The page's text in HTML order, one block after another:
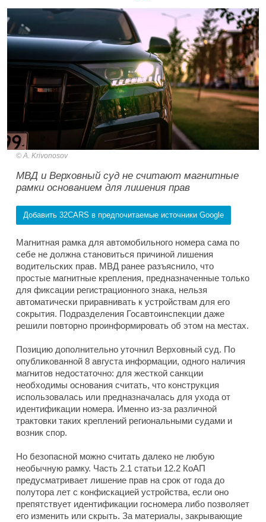
A. Krivonosov
МВД и Верховный суд не считают магнитные
рамки основанием для лишения прав
Добавить 32CARS в предпочитаемые источники Google
Магнитная рамка для автомобильного номера сама по
себе не должна становиться причиной лишения
водительских прав. МВД ранее разъяснило, что
простые магнитные крепления, предназначенные только
для фиксации регистрационного знака, нельзя
автоматически приравнивать к устройствам для его
сокрытия. Подразделения Госавтоинспекции даже
решили повторно проинформировать об этом на местах.
Позицию дополнительно уточнил Верховный суд. По
опубликованной 8 августа информации, одного наличия
магнитов недостаточно: для жесткой санкции
необходимы основания считать, что конструкция
использовалась или предназначалась для ухода от
идентификации номера. Именно из-за различной
трактовки таких креплений региональными судами и
возник спор.
Но безопасной можно считать далеко не любую
необычную рамку. Часть 2.1 статьи 12.2 КоАП
предусматривает лишение прав на срок от года до
полутора лет с конфискацией устройства, если оно
препятствует идентификации госномера либо позволяет
его изменить или скрыть. За материалы, закрывающие